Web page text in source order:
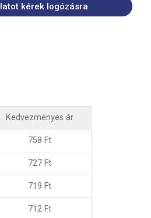
kérek logózásra
Kedvezményes ár
758 Ft
727 Ft
719 Ft
712 Ft